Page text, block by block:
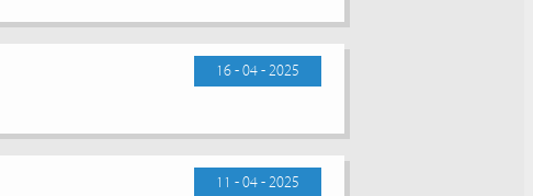
16 - 04 - 2025
11 - 04 - 2025